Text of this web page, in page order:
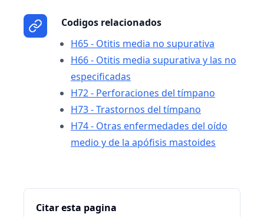
Codigos relacionados
H65 - Otitis media no supurativa
H66 - Otitis media supurativa y las no
especificadas
H72 - Perforaciones del tímpano
H73 - Trastornos del tímpano
H74 - Otras enfermedades del oído
medio y de la apófisis mastoides
Citar esta pagina